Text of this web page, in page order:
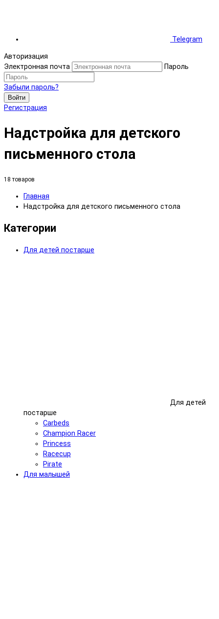
Telegram
Авторизация
Электронная почта
Пароль
Забыли пароль?
Войти
Регистрация
Надстройка для детского
письменного стола
18 товаров
Главная
Надстройка для детского письменного стола
Категории
Для детей постарше
Для детей
постарше
Carbeds
Champion Racer
Princess
Racecup
Pirate
Для малышей